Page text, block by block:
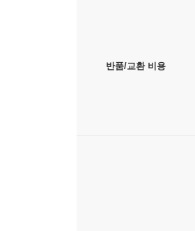
반품/교환 비용